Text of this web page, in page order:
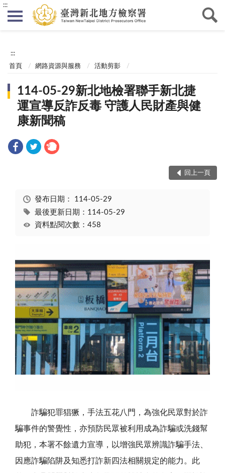
:::
:::
首頁 網路資源與服務 活動剪影
114-05-29新北地檢署聯手新北捷
運宣導反詐反毒 守護人民財產與健
康新聞稿
回上一頁
發布日期： 114-05-29
最後更新日期：114-05-29
資料點閱次數：458
詐騙犯罪猖獗，手法五花八門，為強化民眾對於詐
騙事件的警覺性，亦預防民眾被利用成為詐騙或洗錢幫
助犯，本署不餘遺力宣導，以增強民眾辨識詐騙手法、
因應詐騙陷阱及知悉打詐新四法相關規定的能力。此